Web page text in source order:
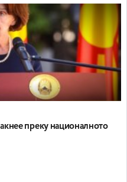
преку националното